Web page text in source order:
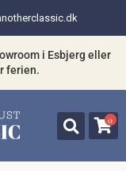
i Esbjerg eller
ferien.
0